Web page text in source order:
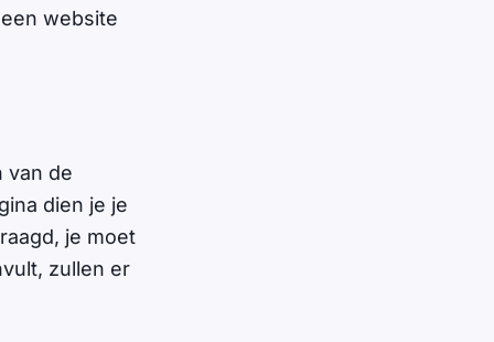
website
van de
dien je je
je moet
zullen er